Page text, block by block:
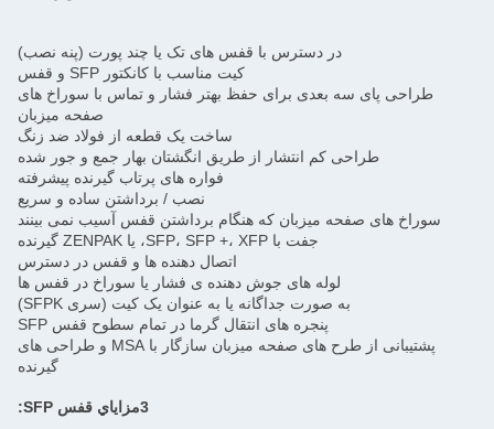
در دسترس با قفس های تک یا چند پورت (پنه نصب)
کیت مناسب با کانکتور SFP و قفس
طراحی پای سه بعدی برای حفظ بهتر فشار و تماس با سوراخ های
صفحه میزبان
ساخت یک قطعه از فولاد ضد زنگ
طراحی کم انتشار از طریق انگشتان بهار جمع و جور شده
فواره های پرتاب گیرنده پیشرفته
نصب / برداشتن ساده و سریع
سوراخ های صفحه میزبان که هنگام برداشتن قفس آسیب نمی بینند
جفت با SFP، SFP +، XFP، یا ZENPAK گیرنده
اتصال دهنده ها و قفس در دسترس
لوله های جوش دهنده ی فشار یا سوراخ در قفس ها
به صورت جداگانه یا به عنوان یک کیت (سری SFPK)
پنجره های انتقال گرما در تمام سطوح قفس SFP
پشتیبانی از طرح های صفحه میزبان سازگار با MSA و طراحی های
گیرنده
3مزاياي قفس SFP: